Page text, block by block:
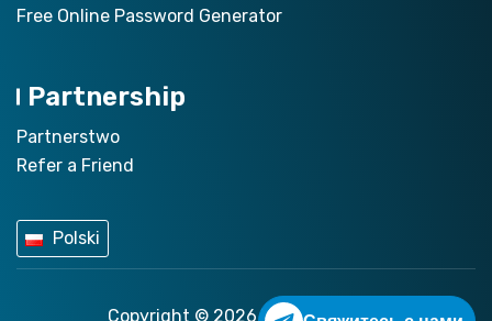
Free Online Password Generator
Partnership
Partnerstwo
Refer a Friend
Polski
Copyright © 2026ZoogVPN.com